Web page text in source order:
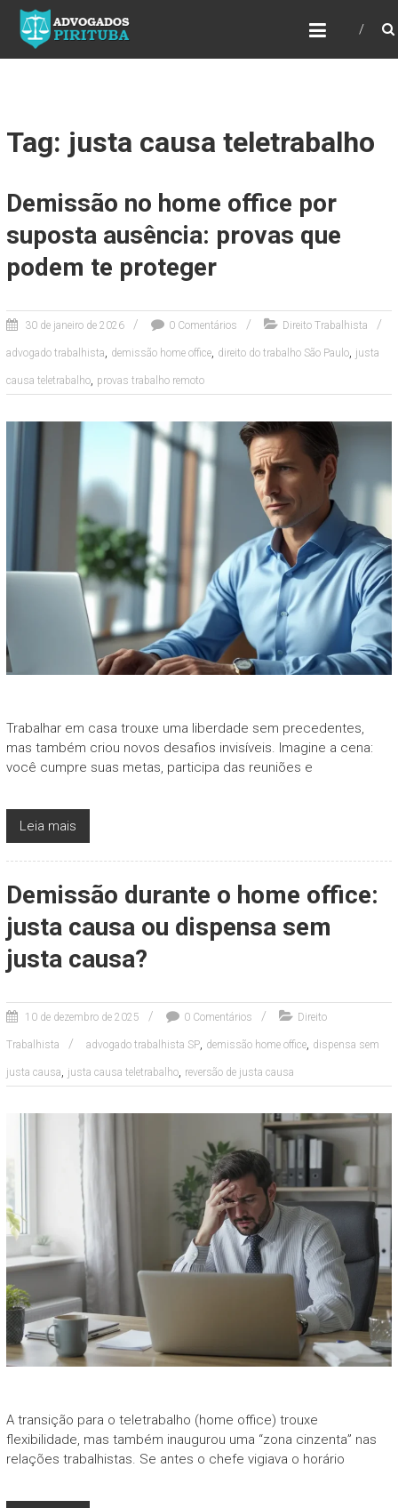
ADVOGADOS PIRITUBA
Precisando de advogado? Entre em contato!
Fazemos toda a assessoria que você
Tag: justa causa teletrabalho
Demissão no home office por
suposta ausência: provas que
podem te proteger
30 de janeiro de 2026 0 Comentários Direito Trabalhista
advogado trabalhista, demissão home office, direito do trabalho São Paulo, justa
causa teletrabalho, provas trabalho remoto
Trabalhar em casa trouxe uma liberdade sem precedentes,
mas também criou novos desafios invisíveis. Imagine a cena:
você cumpre suas metas, participa das reuniões e
Leia mais
Demissão durante o home office:
justa causa ou dispensa sem
justa causa?
10 de dezembro de 2025 0 Comentários Direito
Trabalhista advogado trabalhista SP, demissão home office, dispensa sem
justa causa, justa causa teletrabalho, reversão de justa causa
A transição para o teletrabalho (home office) trouxe
flexibilidade, mas também inaugurou uma “zona cinzenta” nas
relações trabalhistas. Se antes o chefe vigiava o horário